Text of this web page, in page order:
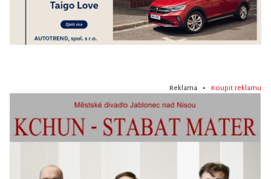
Reklama • Koupit reklamu